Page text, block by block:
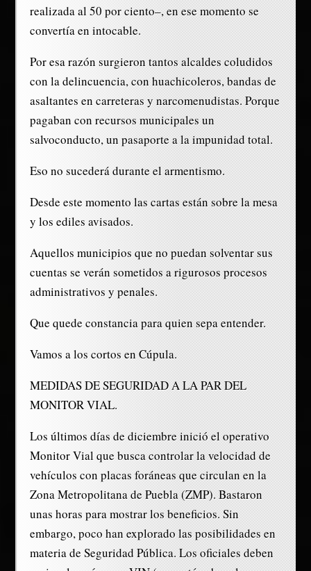
realizada al 50 por ciento–, en ese momento se
convertía en intocable.
Por esa razón surgieron tantos alcaldes coludidos
con la delincuencia, con huachicoleros, bandas de
asaltantes en carreteras y narcomenudistas. Porque
pagaban con recursos municipales un
salvoconducto, un pasaporte a la impunidad total.
Eso no sucederá durante el armentismo.
Desde este momento las cartas están sobre la mesa
y los ediles avisados.
Aquellos municipios que no puedan solventar sus
cuentas se verán sometidos a rigurosos procesos
administrativos y penales.
Que quede constancia para quien sepa entender.
Vamos a los cortos en Cúpula.
MEDIDAS DE SEGURIDAD A LA PAR DEL
MONITOR VIAL.
Los últimos días de diciembre inició el operativo
Monitor Vial que busca controlar la velocidad de
vehículos con placas foráneas que circulan en la
Zona Metropolitana de Puebla (ZMP). Bastaron
unas horas para mostrar los beneficios. Sin
embargo, poco han explorado las posibilidades en
materia de Seguridad Pública. Los oficiales deben